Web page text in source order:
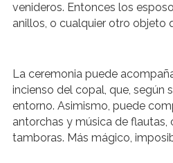
venideros. Entonces los
anillos, o cualquier otro objeto
La ceremonia puede
incienso del copal, que, según
entorno. Asimismo, puede
antorchas y música de
tamboras. Más mágico,